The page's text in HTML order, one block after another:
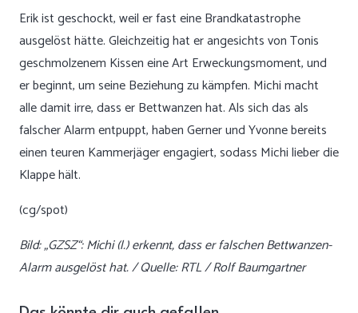
Erik ist geschockt, weil er fast eine Brandkatastrophe
ausgelöst hätte. Gleichzeitig hat er angesichts von Tonis
geschmolzenem Kissen eine Art Erweckungsmoment, und
er beginnt, um seine Beziehung zu kämpfen. Michi macht
alle damit irre, dass er Bettwanzen hat. Als sich das als
falscher Alarm entpuppt, haben Gerner und Yvonne bereits
einen teuren Kammerjäger engagiert, sodass Michi lieber die
Klappe hält.
(cg/spot)
Bild: „GZSZ“: Michi (l.) erkennt, dass er falschen Bettwanzen-
Alarm ausgelöst hat. / Quelle: RTL / Rolf Baumgartner